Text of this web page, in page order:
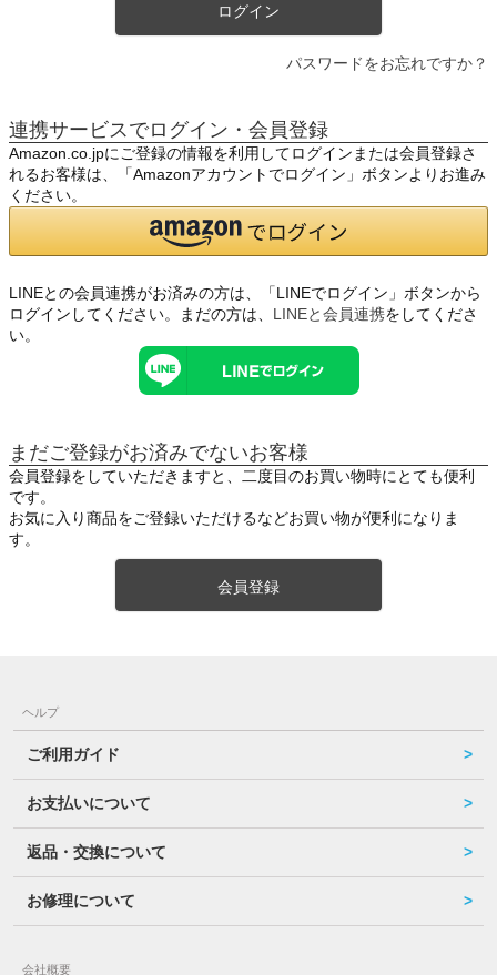
ログイン
パスワードをお忘れですか？
連携サービスでログイン・会員登録
Amazon.co.jpにご登録の情報を利用してログインまたは会員登録さ
れるお客様は、「Amazonアカウントでログイン」ボタンよりお進み
ください。
LINEとの会員連携がお済みの方は、「LINEでログイン」ボタンから
ログインしてください。まだの方は、 LINEと会員連携をしてくださ
い。
まだご登録がお済みでないお客様
会員登録をしていただきますと、二度目のお買い物時にとても便利
です。
お気に入り商品をご登録いただけるなどお買い物が便利になりま
す。
会員登録
ヘルプ
ご利用ガイド
お支払いについて
返品・交換について
お修理について
会社概要